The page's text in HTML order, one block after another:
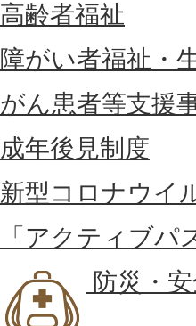
高齢者福祉
障がい者福祉・
がん患者等支援
成年後見制度
新型コロナウイ
「アクティブパ
防災・